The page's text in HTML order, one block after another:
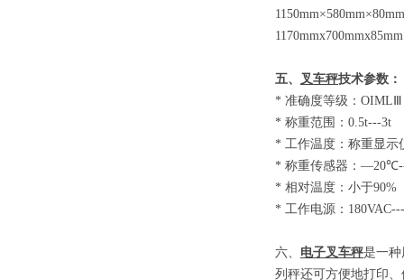
1150mm×580mm×80mm
1170mmx700mmx85mm
五、 叉车秤技术参数 ：
* 准确度等级：
* 称重范围：
* 工作温度：称重显示
* 称重传感器：
* 相对温度：小于
* 工作电源：
六、 电子叉车秤是一
列秤还可方便地打印